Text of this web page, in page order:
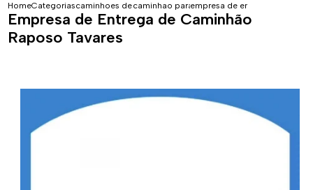
HomeCategoriascaminhoes de entregacaminhao para entrega de encomendas sao
empresa de entrega de
Empresa de Entrega de Caminhão
Raposo Tavares